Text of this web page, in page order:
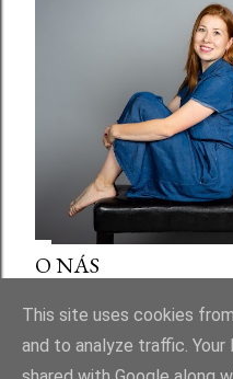
O NÁS
This site uses cookies
and to analyze traffic.